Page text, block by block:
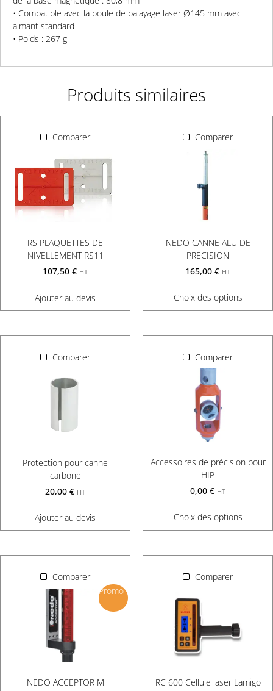
• Compatible avec la boule de balayage laser Ø145 mm avec
aimant standard
• Poids : 267 g
Produits similaires
Comparer
RS PLAQUETTES DE
NIVELLEMENT RS11
107,50 € HT
Ajouter au devis
Comparer
NEDO CANNE ALU DE
PRECISION
165,00 € HT
Choix des options
Comparer
Protection pour canne
carbone
20,00 € HT
Ajouter au devis
Comparer
Accessoires de précision pour
HIP
0,00 € HT
Choix des options
Comparer
Promo !
NEDO ACCEPTOR M
Comparer
RC 600 Cellule laser Lamigo